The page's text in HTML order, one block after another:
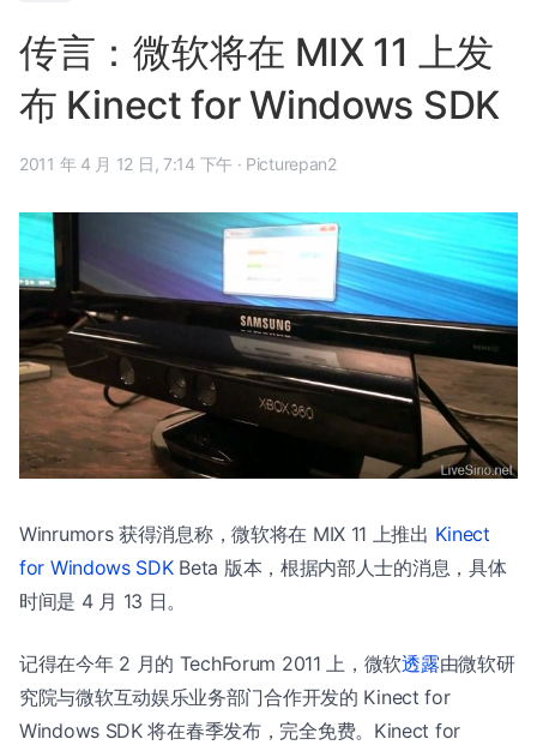
传言：微软将在 MIX 11 上发
布 Kinect for Windows SDK
2011 年 4 月 12 日, 7:14 下午 · Picturepan2
Winrumors 获得消息称，微软将在 MIX 11 上推出 Kinect
for Windows SDKBeta 版本，根据内部人士的消息，具体
时间是 4 月 13 日。
记得在今年 2 月的 TechForum 2011 上，微软透露由微软研
究院与微软互动娱乐业务部门合作开发的 Kinect for
Windows SDK 将在春季发布，完全免费。Kinect for